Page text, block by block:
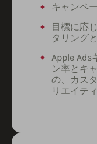
キャンペ
目標に応
タリング
Apple Ads
ン率とキ
の、カス
リエイテ